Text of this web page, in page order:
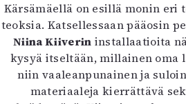
Kärsämäellä on esillä monin
teoksia. Katsellessaan pääosin
Niina Kiiverin installaatioita
kysyä itseltään, millainen oma
niin vaaleanpunainen ja
materiaaleja kierrättävä